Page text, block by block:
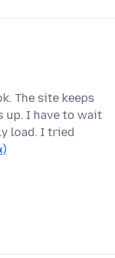
The site keeps
up. I have to wait
load. I tried